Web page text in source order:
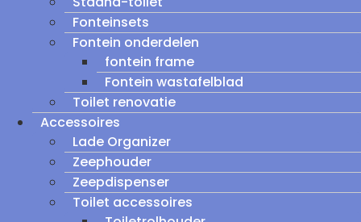
Fonteinsets
Fontein onderdelen
fontein frame
Fontein wastafelblad
Toilet renovatie
Accessoires
Lade Organizer
Zeephouder
Zeepdispenser
Toilet accessoires